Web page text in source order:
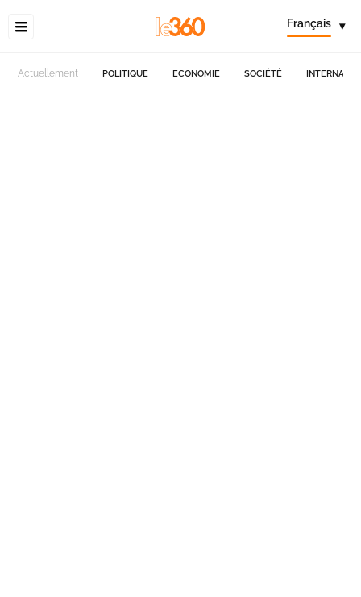
Français ▾
Actuellement POLITIQUE ECONOMIE SOCIÉTÉ